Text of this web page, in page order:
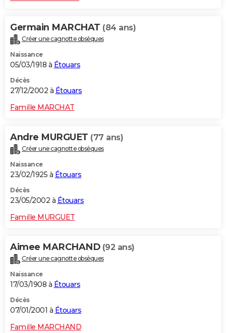
Germain MARCHAT (84 ans)
Créer une cagnotte obsèques
Naissance
05/03/1918 à Étouars
Décès
27/12/2002 à Étouars
Famille MARCHAT
Andre MURGUET (77 ans)
Créer une cagnotte obsèques
Naissance
23/02/1925 à Étouars
Décès
23/05/2002 à Étouars
Famille MURGUET
Aimee MARCHAND (92 ans)
Créer une cagnotte obsèques
Naissance
17/03/1908 à Étouars
Décès
07/01/2001 à Étouars
Famille MARCHAND